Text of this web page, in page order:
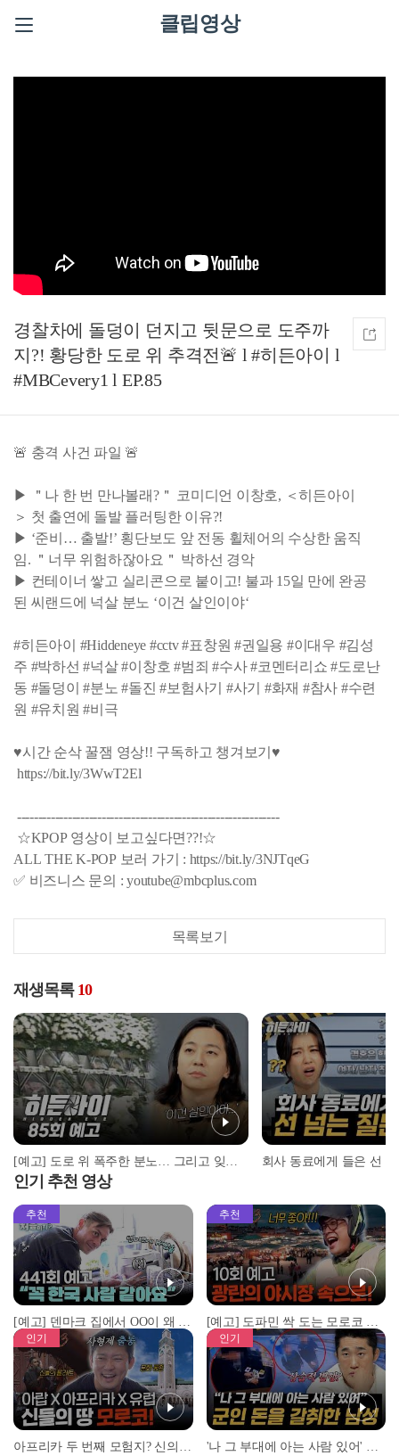
클립영상
경찰차에 돌덩이 던지고 뒷문으로 도주까
지?! 황당한 도로 위 추격전🚨 l #히든아이 l
#MBCevery1 l EP.85
🚨 충격 사건 파일 🚨
▶ ＂나 한 번 만나볼래?＂ 코미디언 이창호, ＜히든아이
＞ 첫 출연에 돌발 플러팅한 이유?!
▶ ‘준비… 출발!’ 횡단보도 앞 전동 휠체어의 수상한 움직
임. ＂너무 위험하잖아요＂ 박하선 경악
▶ 컨테이너 쌓고 실리콘으로 붙이고! 불과 15일 만에 완공
된 씨랜드에 넉살 분노 ‘이건 살인이야‘
#히든아이 #Hiddeneye #cctv #표창원 #권일용 #이대우 #김성
주 #박하선 #넉살 #이창호 #범죄 #수사 #코멘터리쇼 #도로난
동 #돌덩이 #분노 #돌진 #보험사기 #사기 #화재 #참사 #수련
원 #유치원 #비극
♥시간 순삭 꿀잼 영상!! 구독하고 챙겨보기♥
https://bit.ly/3WwT2El
--------------------------------------------------------------
☆KPOP 영상이 보고싶다면??!☆
ALL THE K-POP 보러 가기 : https://bit.ly/3NJTqeG
✅ 비즈니스 문의 : youtube@mbcplus.com
목록보기
재생목록 10
[예고] 도로 위 폭주한 분노… 그리고 잊을 수 없는 씨랜드 화재 참사
인기 추천 영상
추천
[예고] 덴마크 집에서 OO이 왜 나와...? 이상할 정도로 한국을 사랑하는 우리 형을 제보합니다!
추천
[예고] 도파민 싹 도는 모로코 야시장 투어!
인기 인기